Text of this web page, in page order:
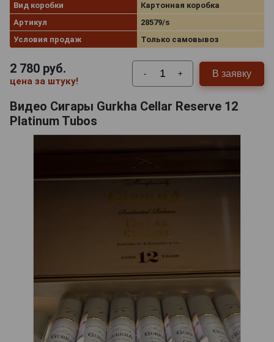
Вид коробки
Картонная коробка
Артикул
28579/s
Условия продаж
Только самовывоз
2 780 руб.
цена за штуку!
- + В заявку
Видео Сигары Gurkha Cellar Reserve 12
Platinum Tubos